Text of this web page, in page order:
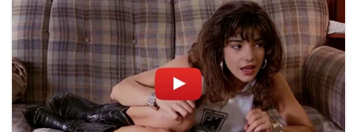
Timur 3 (LPT3) ke Pantai Timur, susulan banjir dalam skala
luar biasa kini yang melanda seluruh negara, yang akan
menempuh beberapa gelombang.
Perdana Menteri berkata, DRR diselaraskan Agensi
Pengurusan Bencana Negara (NADMA), Majlis
Keselamatan Negara (MKN) dan dipengerusikan Timbalan